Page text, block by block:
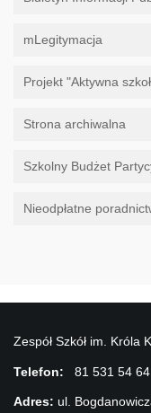
mLegitymacja
Projekt "Aktywna
Strona archiwalna
Szkolny Budżet
Nieodpłatne
Zespół Szkół im. Króla
Telefon: 81 531 54 64
Adres: ul.